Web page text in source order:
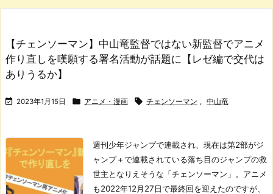
【チェンソーマン】中山竜監督ではない新監督でアニメ
作り直しを嘆願する署名活動が話題に【レゼ編で交代は
ありうるか】
 2023年1月15日  アニメ・漫画  チェンソーマン , 中山竜
週刊少年ジャンプで連載され、現在は第2部がジ
ャンプ＋で連載されている落ち目のジャンプの救
世主となりえそうな「チェンソーマン」。 アニメ
も2022年12月27日で最終回を迎えたのですが、